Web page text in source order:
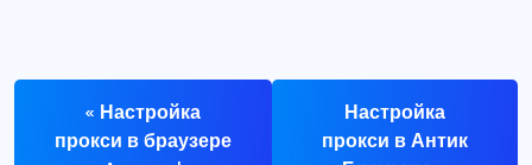
« Настройка
прокси в браузере
Настройка
прокси в Антик